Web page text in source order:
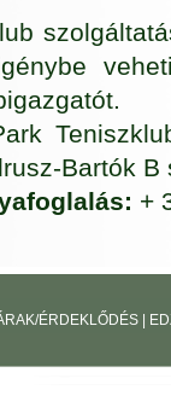
Bartók B
+
ÉRDEKLŐDÉS